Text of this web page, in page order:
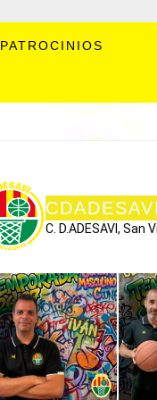
PATROCINIOS
CDADESAVI
C. D.ADESAVI, San